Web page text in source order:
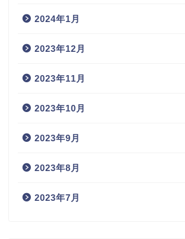
2024年1月
2023年12月
2023年11月
2023年10月
2023年9月
2023年8月
2023年7月